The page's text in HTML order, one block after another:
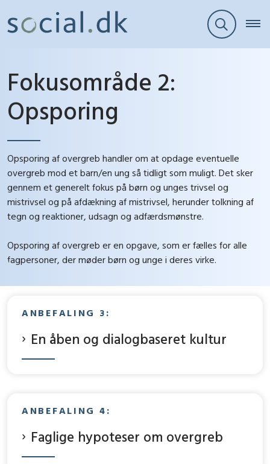
Fokusområde 2:
Opsporing
Opsporing af overgreb handler om at opdage eventuelle
overgreb mod et barn/en ung så tidligt som muligt. Det sker
gennem et generelt fokus på børn og unges trivsel og
mistrivsel og på afdækning af mistrivsel, herunder tolkning af
tegn og reaktioner, udsagn og adfærdsmønstre.
Opsporing af overgreb er en opgave, som er fælles for alle
fagpersoner, der møder børn og unge i deres virke.
ANBEFALING 3:
En åben og dialogbaseret kultur
ANBEFALING 4:
Faglige hypoteser om overgreb